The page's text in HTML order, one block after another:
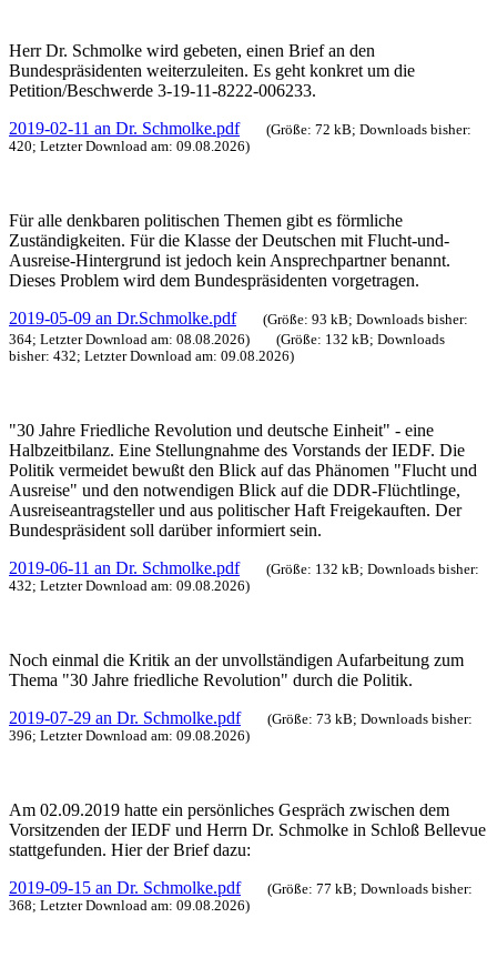
Herr Dr. Schmolke wird gebeten, einen Brief an den
Bundespräsidenten weiterzuleiten. Es geht konkret um die
Petition/Beschwerde 3-19-11-8222-006233.
2019-02-11 an Dr. Schmolke.pdf
(Größe: 72 kB; Downloads bisher:
420; Letzter Download am: 09.08.2026)
Für alle denkbaren politischen Themen gibt es förmliche
Zuständigkeiten. Für die Klasse der Deutschen mit Flucht-und-
Ausreise-Hintergrund ist jedoch kein Ansprechpartner benannt.
Dieses Problem wird dem Bundespräsidenten vorgetragen.
2019-05-09 an Dr.Schmolke.pdf
(Größe: 93 kB; Downloads bisher:
364; Letzter Download am: 08.08.2026)
(Größe: 132 kB; Downloads
bisher: 432; Letzter Download am: 09.08.2026)
"30 Jahre Friedliche Revolution und deutsche Einheit" - eine
Halbzeitbilanz. Eine Stellungnahme des Vorstands der IEDF. Die
Politik vermeidet bewußt den Blick auf das Phänomen "Flucht und
Ausreise" und den notwendigen Blick auf die DDR-Flüchtlinge,
Ausreiseantragsteller und aus politischer Haft Freigekauften. Der
Bundespräsident soll darüber informiert sein.
2019-06-11 an Dr. Schmolke.pdf
(Größe: 132 kB; Downloads bisher:
432; Letzter Download am: 09.08.2026)
Noch einmal die Kritik an der unvollständigen Aufarbeitung zum
Thema "30 Jahre friedliche Revolution" durch die Politik.
2019-07-29 an Dr. Schmolke.pdf
(Größe: 73 kB; Downloads bisher:
396; Letzter Download am: 09.08.2026)
Am 02.09.2019 hatte ein persönliches Gespräch zwischen dem
Vorsitzenden der IEDF und Herrn Dr. Schmolke in Schloß Bellevue
stattgefunden. Hier der Brief dazu:
2019-09-15 an Dr. Schmolke.pdf
(Größe: 77 kB; Downloads bisher:
368; Letzter Download am: 09.08.2026)